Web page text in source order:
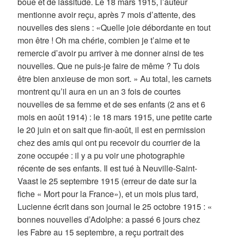
mentionne avoir reçu, après 7 mois d’attente, des
nouvelles des siens : «Quelle joie débordante en tout
mon être ! Oh ma chérie, combien je t’aime et te
remercie d’avoir pu arriver à me donner ainsi de tes
nouvelles. Que ne puis-je faire de même ? Tu dois
être bien anxieuse de mon sort. » Au total, les carnets
montrent qu’il aura en un an 3 fois de courtes
nouvelles de sa femme et de ses enfants (2 ans et 6
mois en août 1914) : le 18 mars 1915, une petite carte
le 20 juin et on sait que fin-août, il est en permission
chez des amis qui ont pu recevoir du courrier de la
zone occupée : il y a pu voir une photographie
récente de ses enfants. Il est tué à Neuville-Saint-
Vaast le 25 septembre 1915 (erreur de date sur la
fiche « Mort pour la France»), et un mois plus tard,
Lucienne écrit dans son journal le 25 octobre 1915 : «
bonnes nouvelles d’Adolphe: a passé 6 jours chez
les Fabre au 15 septembre, a reçu portrait des